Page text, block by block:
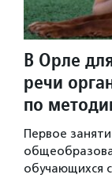
В Орле
речи
по
Первое
обучающихся